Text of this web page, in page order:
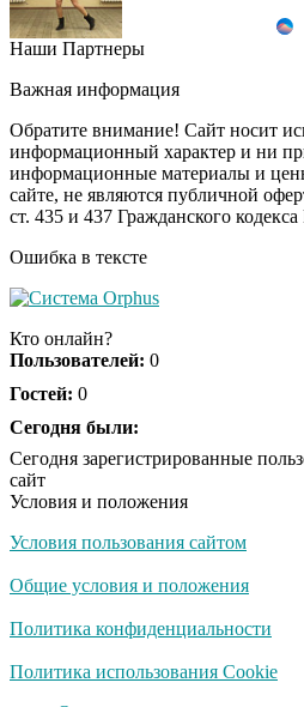
Ржу не переставая, это
не раз
i
Скрытая камера на
пляже Крыма: Что
люди вытворяют, когда
Ролик длится
долго
Королева вагона
оставит равнодушным
Забывший о
Плющенко отправляет
Азербайджан
Наши Партнеры
Важная информация
Обратите внимание! Сайт носит
информационный характер и ни
информационные материалы и
сайте, не являются публичной
ст. 435 и 437 Гражданского
Ошибка в тексте
Кто онлайн?
Пользователей: 0
Гостей: 0
Сегодня были:
Сегодня зарегистрированные
сайт
Условия и положения
Условия пользования сайтом
Общие условия и положения
Политика конфиденциальности
Политика использования Cookie